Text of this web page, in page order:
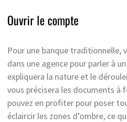
Ouvrir le compte
Pour une banque traditionnelle,
dans une agence pour parler à
expliquera la nature et le
vous précisera les documents à
pouvez en profiter pour poser
éclaircir les zones d’ombre, ce